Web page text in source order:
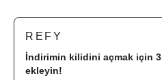
REFY
İndirimin kilidini açmak için 3
ekleyin!